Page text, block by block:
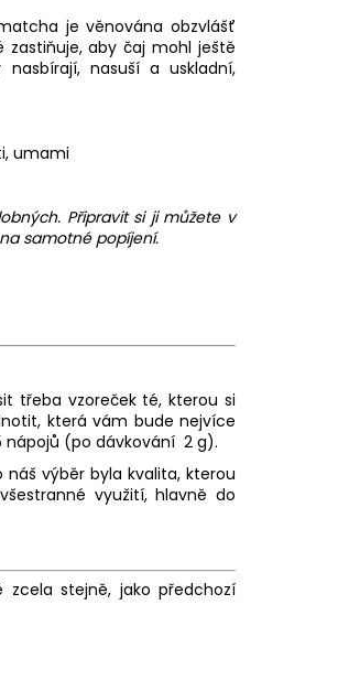
je věnována obzvlášť
aby čaj mohl ještě
nasuší a uskladní,
umami
Připravit si ji můžete v
samotné popíjení.
třeba vzoreček té, kterou si
která vám bude nejvíce
nápojů (po dávkování 2 g).
výběr byla kvalita, kterou
využití, hlavně do
stejně, jako předchozí